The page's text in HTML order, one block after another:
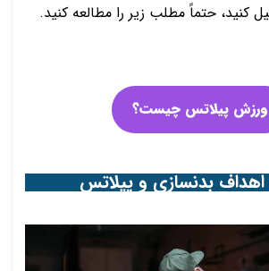
کنید، حتماً مطلب زیر را مطالعه کنید.
ورزش پیلاتس چیست؟
بدنسازی و پیلاتس